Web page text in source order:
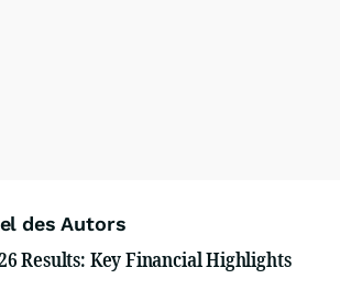
des Autors
Results: Key Financial Highlights